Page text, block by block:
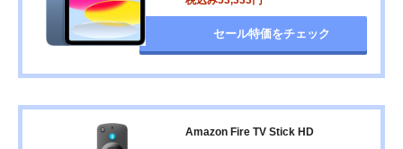
セール特価をチェック
Amazon Fire TV Stick HD